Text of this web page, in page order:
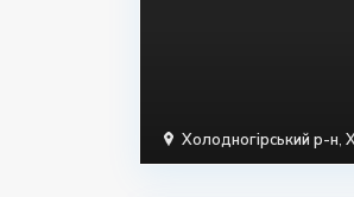
Холодногірський р-н,